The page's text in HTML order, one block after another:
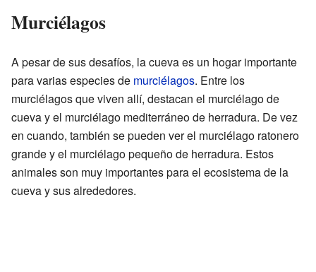
Murciélagos
A pesar de sus desafíos, la cueva es un hogar importante
para varias especies de murciélagos. Entre los
murciélagos que viven allí, destacan el murciélago de
cueva y el murciélago mediterráneo de herradura. De vez
en cuando, también se pueden ver el murciélago ratonero
grande y el murciélago pequeño de herradura. Estos
animales son muy importantes para el ecosistema de la
cueva y sus alrededores.